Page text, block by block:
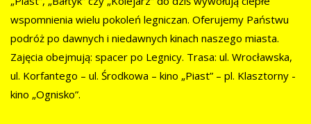
wspomnienia wielu pokoleń legniczan. Oferujemy Państwu
podróż po dawnych i niedawnych kinach naszego miasta.
Zajęcia obejmują: spacer po Legnicy. Trasa: ul. Wrocławska,
ul. Korfantego – ul. Środkowa – kino „Piast” – pl. Klasztorny -
kino „Ognisko”.